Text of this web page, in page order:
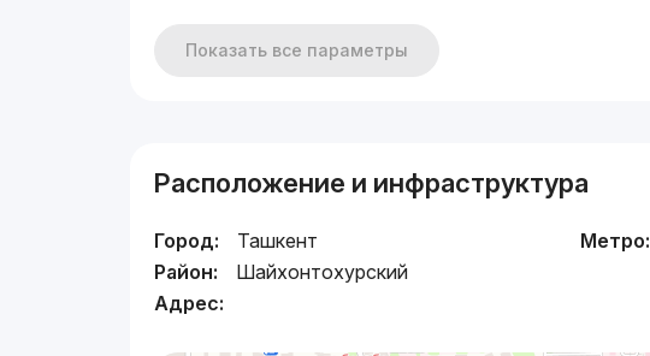
Показать все параметры
Расположение и инфраструктура
Город:
Ташкент
Район:
Шайхонтохурский
Адрес:
Метро: